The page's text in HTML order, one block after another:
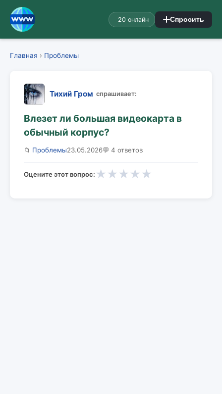
20 онлайн Спросить
Главная › Проблемы
Тихий Гром спрашивает:
Влезет ли большая видеокарта в
обычный корпус?
📁 Проблемы23.05.2026💬 4 ответов
Оцените этот вопрос: ★ ★ ★ ★ ★